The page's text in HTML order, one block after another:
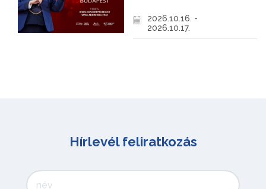
2026.10.16. -
2026.10.17.
Hírlevél feliratkozás